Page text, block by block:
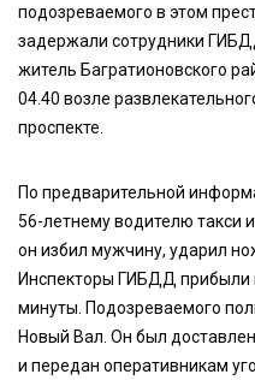
подозреваемого в этом
задержали сотрудники
житель Багратионовского
04.40 возле
проспекте.
По предварительной
56-летнему водителю такси
он избил мужчину, ударил
Инспекторы ГИБДД прибыли
минуты. Подозреваемого
Новый Вал. Он был
и передан оперативникам